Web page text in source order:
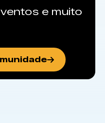
e muito